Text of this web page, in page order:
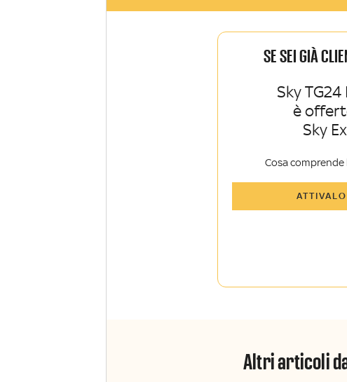
SE SEI GIÀ
Sky
è
Sky
Cosa
Sky Sport Insider
Altri articoli